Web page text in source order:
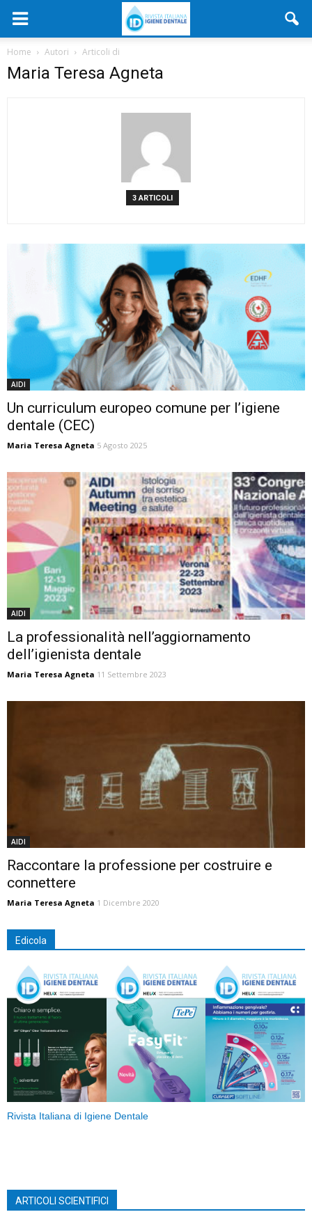
Home Autori Articoli di
Maria Teresa Agneta
3 ARTICOLI
AIDI
Un curriculum europeo comune per l’igiene
dentale (CEC)
Maria Teresa Agneta 5 Agosto 2025
AIDI
La professionalità nell’aggiornamento
dell’igienista dentale
Maria Teresa Agneta 11 Settembre 2023
AIDI
Raccontare la professione per costruire e
connettere
Maria Teresa Agneta 1 Dicembre 2020
Edicola
Rivista Italiana di Igiene Dentale
ARTICOLI SCIENTIFICI